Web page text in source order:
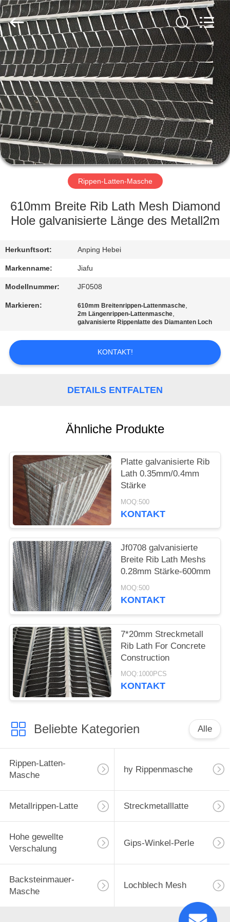
HAUS
PRODUKTE
ÜBER
UNS
FABRIK-
AUSFLUG
QUALITÄTSKONTROLLE
TRETEN
SIE
MIT
UNS
FORDERN
SITEMAP
PRIVACY
POLICY
JIAFU
WIRE
MESH
MANUFACTURING
CO.,LTD.
All
Rights
Reserved.
Rippen-Latten-Masche
610mm Breite Rib Lath Mesh Diamond
Hole galvanisierte Länge des Metall2m
Herkunftsort: Anping Hebei
Markenname: Jiafu
Modellnummer: JF0508
Markieren: 610mm Breitenrippen-Lattenmasche,
2m Längenrippen-Lattenmasche,
galvanisierte Rippenlatte des Diamanten Loch
KONTAKT!
DETAILS ENTFALTEN
Ähnliche Produkte
Platte galvanisierte Rib
Lath 0.35mm/0.4mm
Stärke
MOQ:500
KONTAKT
Jf0708 galvanisierte
Breite Rib Lath Meshs
0.28mm Stärke-600mm
MOQ:500
KONTAKT
7*20mm Streckmetall
Rib Lath For Concrete
Construction
MOQ:1000PCS
KONTAKT
Beliebte Kategorien Alle
Rippen-Latten-
Masche
hy Rippenmasche
Metallrippen-Latte Streckmetalllatte
Hohe gewellte
Verschalung
Gips-Winkel-Perle
Backsteinmauer-
Masche
Lochblech Mesh